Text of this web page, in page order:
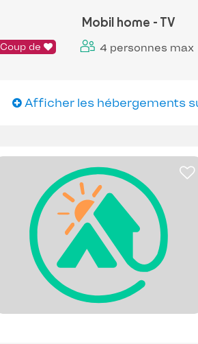
Coup de
Mobil home - TV
4 personnes max
Afficher les hébergements